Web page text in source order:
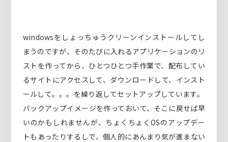
windowsをしょっちゅうクリーンインストールしてし
まうのですが、そのたびに入れるアプリケーションのリ
ストを作ってから、ひとつひとつ手作業で、配布してい
るサイトにアクセスして、ダウンロードして、インスト
ールして。。。を繰り返してセットアップしています。
バックアップイメージを作っておいて、そこに戻せば早
いのかもしれませんが、ちょくちょくOSのアップデー
トもあったりするしで、個人的にあんまり気が進まない